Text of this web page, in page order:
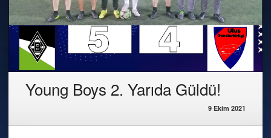
Young Boys 2. Yarıda Güldü!
9 Ekim 2021